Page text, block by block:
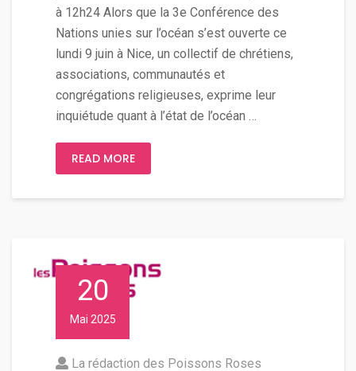
à 12h24 Alors que la 3e Conférence des
Nations unies sur l’océan s’est ouverte ce
lundi 9 juin à Nice, un collectif de chrétiens,
associations, communautés et
congrégations religieuses, exprime leur
inquiétude quant à l’état de l’océan …
READ MORE
20
Mai 2025
La rédaction des Poissons Roses